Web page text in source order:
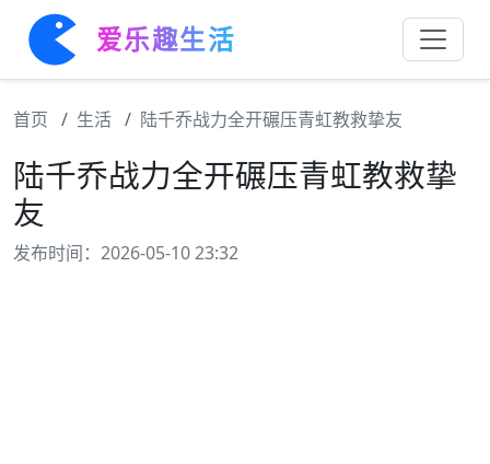
爱乐趣生活
首页 生活 陆千乔战力全开碾压青虹教救挚友
陆千乔战力全开碾压青虹教救挚
友
发布时间：2026-05-10 23:32